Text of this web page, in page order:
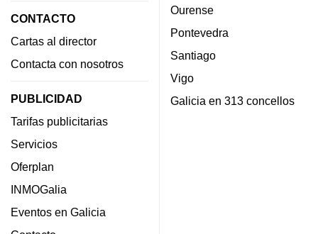
CONTACTO
Cartas al director
Contacta con nosotros
PUBLICIDAD
Tarifas publicitarias
Servicios
Oferplan
INMOGalia
Eventos en Galicia
Ourense
Pontevedra
Santiago
Vigo
Galicia en 313 concellos